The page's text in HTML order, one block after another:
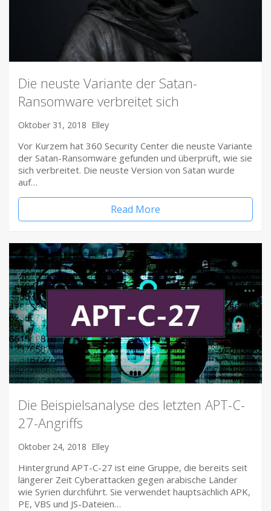
Die neuste Variante der Satan-
Ransomware verbreitet sich
Oktober 31, 2018 Elley
Vor Kurzem hat 360 Security Center die neuste Variante
der Satan-Ransomware gefunden und überprüft, wie sie
sich verbreitet. Die neuste Version von Satan wurde
auf…
Read More
Die Beispielsanalyse des letzten APT-C-
27-Angriffs
Oktober 24, 2018 Elley
Hintergrund APT-C-27 ist eine Gruppe, die bereits seit
längerer Zeit Cyberattacken gegen arabische Länder
wie Syrien durchführt. Sie verwendet hauptsächlich APK,
PE, VBS und JS-Dateien…